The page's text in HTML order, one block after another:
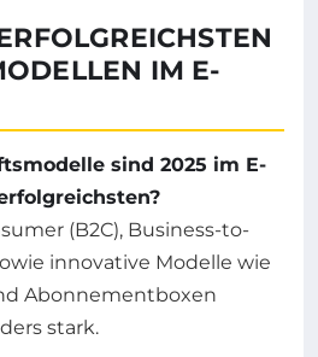
IM E-
sind 2025 im E-
(B2C), Business-to-
innovative Modelle wie
Abonnementboxen
stark.